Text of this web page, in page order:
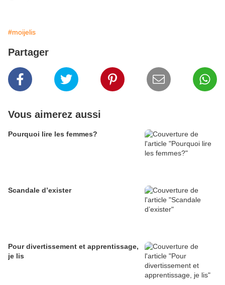
#moijelis
Partager
Vous aimerez aussi
Pourquoi lire les femmes?
Scandale d’exister
Pour divertissement et apprentissage,
je lis